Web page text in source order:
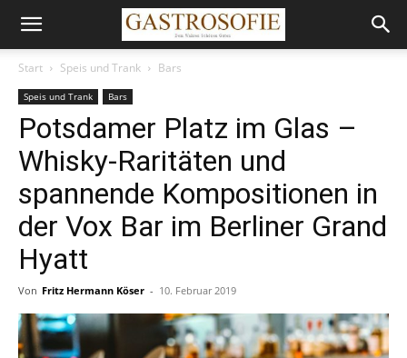
Start Speis und Trank Bars
Speis und Trank Bars
Potsdamer Platz im Glas –
Whisky-Raritäten und
spannende Kompositionen in
der Vox Bar im Berliner Grand
Hyatt
Von Fritz Hermann Köser - 10. Februar 2019